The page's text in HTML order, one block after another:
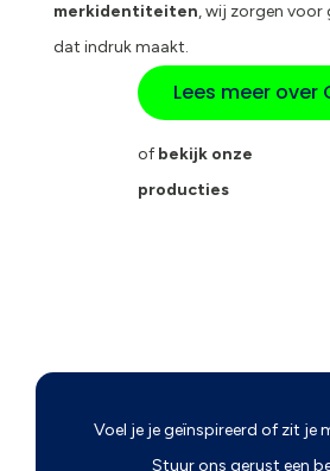
merkidentiteiten, wij zorgen
dat indruk maakt.
Lees meer
ofbekijk onze
producties
Voel je je geïnspireerd of zit je
Stuur ons gerust een